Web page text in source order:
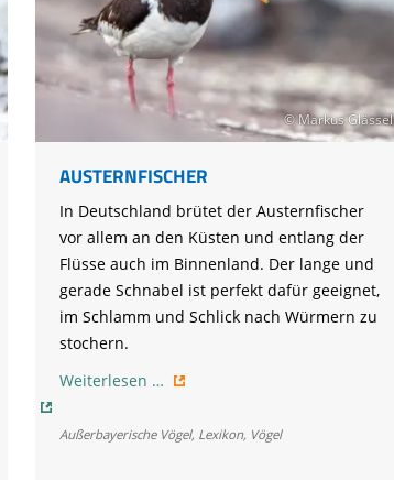
© Markus Glässel
AUSTERNFISCHER
In Deutschland brütet der Austernfischer
vor allem an den Küsten und entlang der
Flüsse auch im Binnenland. Der lange und
gerade Schnabel ist perfekt dafür geeignet,
im Schlamm und Schlick nach Würmern zu
stochern.
Weiterlesen …Austernfischer
Außerbayerische Vögel, Lexikon, Vögel